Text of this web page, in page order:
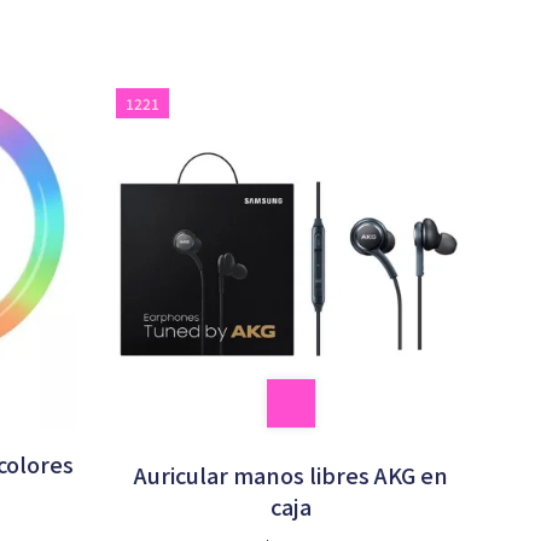
1221
Auricular manos libres AKG en
caja